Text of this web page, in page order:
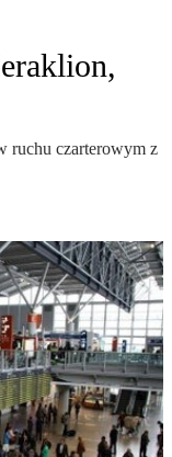
ruchu czarterowym z